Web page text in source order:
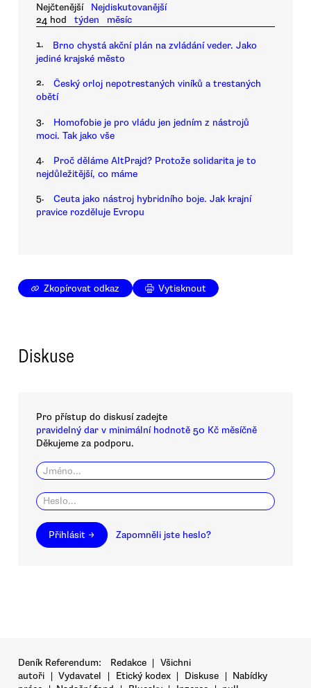
Nejčtenější
Nejdiskutovanější
24 hod
týden měsíc
1.
Brno chystá akční plán na zvládání veder. Jako
jediné krajské město
2.
Český orloj nepotrestaných viníků a trestaných
obětí
3.
Homofobie je pro vládu jen jedním z nástrojů
moci. Tak jako vše
4.
Proč děláme AltPrajd? Protože solidarita je to
nejdůležitější, co máme
5.
Ceuta jako nástroj hybridního boje. Jak krajní
pravice rozděluje Evropu
Zkopírovat odkaz Vytisknout
Diskuse
Pro přístup do diskusí zadejte
pravidelný dar v minimální hodnotě 50 Kč měsíčně
Děkujeme za podporu.
Přihlásit → Zapomněli jste heslo?
Deník Referendum: Redakce | Všichni
autoři | Vydavatel | Etický kodex | Diskuse | Nabídky